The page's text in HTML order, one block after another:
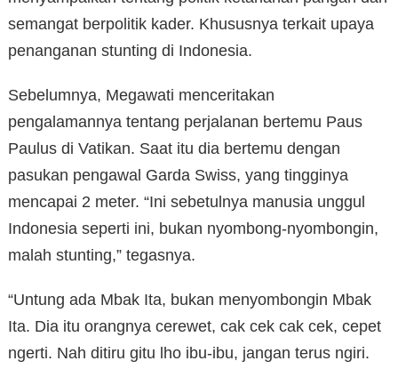
semangat berpolitik kader. Khususnya terkait upaya
penanganan stunting di Indonesia.
Sebelumnya, Megawati menceritakan
pengalamannya tentang perjalanan bertemu Paus
Paulus di Vatikan. Saat itu dia bertemu dengan
pasukan pengawal Garda Swiss, yang tingginya
mencapai 2 meter. “Ini sebetulnya manusia unggul
Indonesia seperti ini, bukan nyombong-nyombongin,
malah stunting,” tegasnya.
“Untung ada Mbak Ita, bukan menyombongin Mbak
Ita. Dia itu orangnya cerewet, cak cek cak cek, cepet
ngerti. Nah ditiru gitu lho ibu-ibu, jangan terus ngiri.